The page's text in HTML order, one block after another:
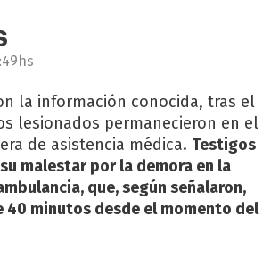
la información conocida, tras el
lesionados permanecieron en el
de asistencia médica. Testigos
malestar por la demora en la
que, según señalaron,
40 minutos desde el momento del